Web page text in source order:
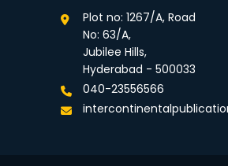
Plot no: 1267/A, Road
No: 63/A,
Jubilee Hills,
Hyderabad - 500033
040-23556566